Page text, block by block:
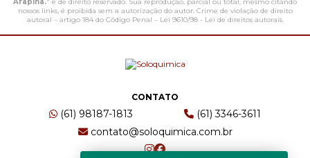
Arapina." é de direito reservado. Sua reprodução, parcial ou total, mesmo citando
nossos links, é proibida sem a autorização do autor. Crime de violação de direito
autoral – artigo 184 do Código Penal – Lei 9610/98 - Lei de direitos autorais.
CONTATO
(61) 98187-1813
(61) 3346-3611
contato@soloquimica.com.br